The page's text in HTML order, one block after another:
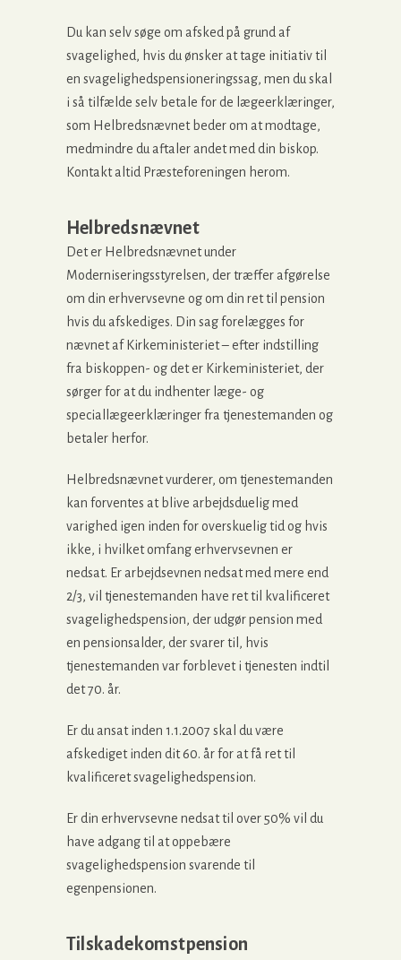
Du kan selv søge om afsked på grund af
svagelighed, hvis du ønsker at tage initiativ til
en svagelighedspensioneringssag, men du skal
i så tilfælde selv betale for de lægeerklæringer,
som Helbredsnævnet beder om at modtage,
medmindre du aftaler andet med din biskop.
Kontakt altid Præsteforeningen herom.
Helbredsnævnet
Det er Helbredsnævnet under
Moderniseringsstyrelsen, der træffer afgørelse
om din erhvervsevne og om din ret til pension
hvis du afskediges. Din sag forelægges for
nævnet af Kirkeministeriet – efter indstilling
fra biskoppen- og det er Kirkeministeriet, der
sørger for at du indhenter læge- og
speciallægeerklæringer fra tjenestemanden og
betaler herfor.
Helbredsnævnet vurderer, om tjenestemanden
kan forventes at blive arbejdsduelig med
varighed igen inden for overskuelig tid og hvis
ikke, i hvilket omfang erhvervsevnen er
nedsat. Er arbejdsevnen nedsat med mere end
2/3, vil tjenestemanden have ret til kvalificeret
svagelighedspension, der udgør pension med
en pensionsalder, der svarer til, hvis
tjenestemanden var forblevet i tjenesten indtil
det 70. år.
Er du ansat inden 1.1.2007 skal du være
afskediget inden dit 60. år for at få ret til
kvalificeret svagelighedspension.
Er din erhvervsevne nedsat til over 50% vil du
have adgang til at oppebære
svagelighedspension svarende til
egenpensionen.
Tilskadekomstpension